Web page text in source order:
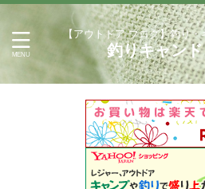
【アウトドア ブログ】釣り・
釣りキャン